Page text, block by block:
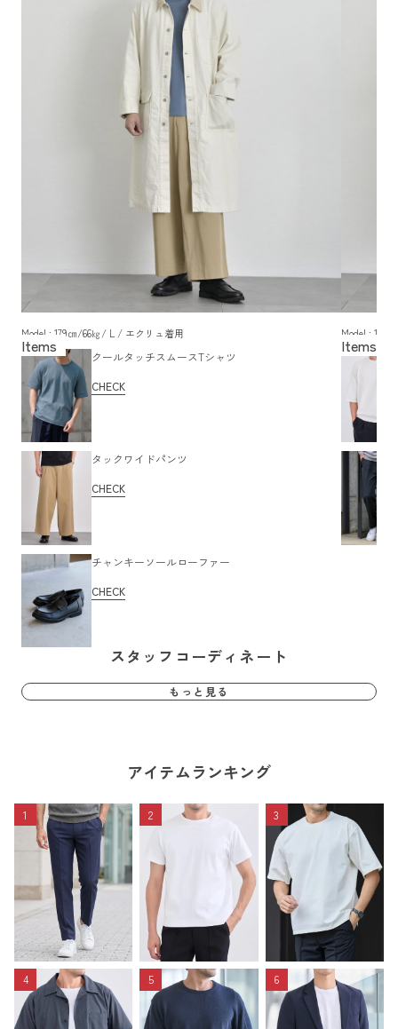
Model : 179㎝/66㎏/ L / エクリュ着用
クールタッチスムースTシャツ
CHECK
タックワイドパンツ
CHECK
チャンキーソールローファー
CHECK
Model : 179
スタッフコーディネート
もっと見る
アイテムランキング
1 2 3
4 5 6